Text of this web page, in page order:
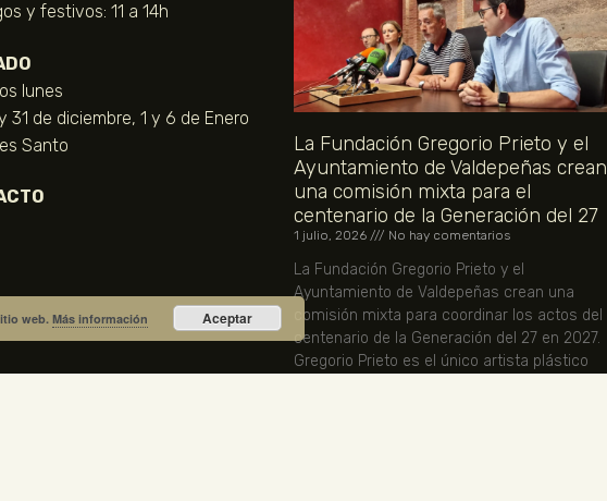
y festivos: 11 a 14h
lunes
31 de diciembre, 1 y 6 de Enero
Santo
La Fundación Gregorio Prieto y el
Ayuntamiento de Valdepeñas crean
una comisión mixta para el
centenario de la Generación del 27
1 julio, 2026 No hay comentarios
La Fundación Gregorio Prieto y el
Ayuntamiento de Valdepeñas crean una
comisión mixta para coordinar los actos del
centenario de la Generación del 27 en 2027.
Gregorio Prieto es el único artista plástico
web. Más información Aceptar